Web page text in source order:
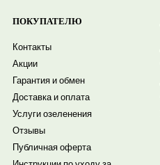
ПОКУПАТЕЛЮ
Контакты
Акции
Гарантия и обмен
Доставка и оплата
Услуги озеленения
Отзывы
Публичная оферта